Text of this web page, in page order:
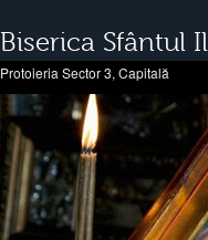
Biserica Sfântul
Protoieria Sector 3, Capitală